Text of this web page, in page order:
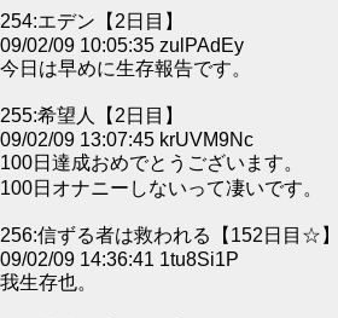
254:エデン【2日目】
09/02/09 10:05:35 zulPAdEy
今日は早めに生存報告です。
255:希望人【2日目】
09/02/09 13:07:45 krUVM9Nc
100日達成おめでとうございます。
100日オナニーしないって凄いです。
256:信ずる者は救われる【152日目☆
09/02/09 14:36:41 1tu8Si1P
我生存也。